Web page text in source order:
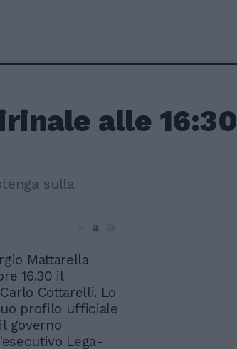
alle 16:30
sulla
a
Mattarella
16.30 il
Cottarelli. Lo
profilo ufficiale
governo
Lega-